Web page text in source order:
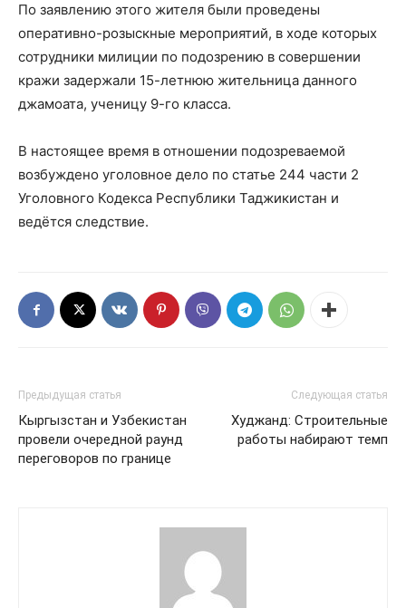
По заявлению этого жителя были проведены
оперативно-розыскные мероприятий, в ходе которых
сотрудники милиции по подозрению в совершении
кражи задержали 15-летнюю жительница данного
джамоата, ученицу 9-го класса.
В настоящее время в отношении подозреваемой
возбуждено уголовное дело по статье 244 части 2
Уголовного Кодекса Республики Таджикистан и
ведётся следствие.
Предыдущая статья
Кыргызстан и Узбекистан
провели очередной раунд
переговоров по границе
Следующая статья
Худжанд: Строительные
работы набирают темп